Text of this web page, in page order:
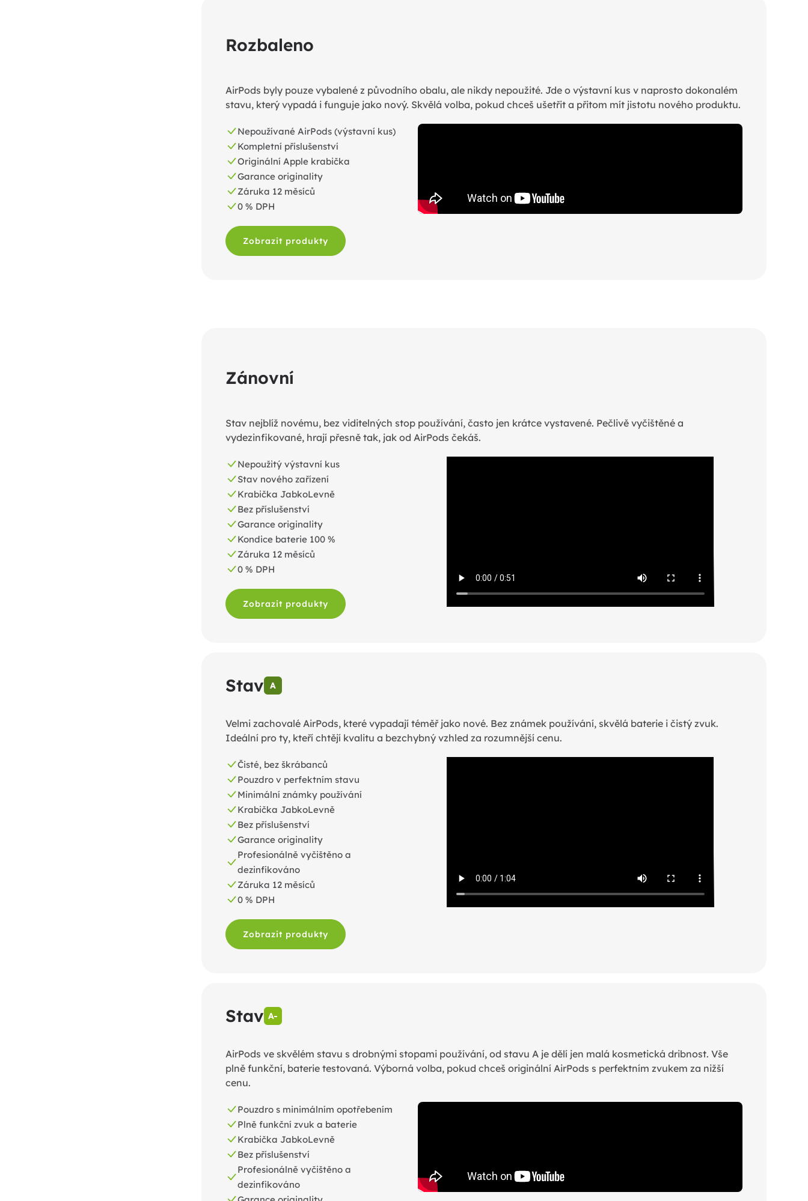
Rozbaleno
AirPods byly pouze vybalené z původního obalu, ale nikdy nepoužité. Jde o výstavní kus v naprosto dokonalém
stavu, který vypadá i funguje jako nový. Skvělá volba, pokud chceš ušetřit a přitom mít jistotu nového produktu.
Nepoužívané AirPods (výstavní kus)
Kompletní příslušenství
Originální Apple krabička
Garance originality
Záruka 12 měsíců
0 % DPH
Zobrazit produkty
Zánovní
Stav nejblíž novému, bez viditelných stop používání, často jen krátce vystavené. Pečlivě vyčištěné a
vydezinfikované, hrají přesně tak, jak od AirPods čekáš.
Nepoužitý výstavní kus
Stav nového zařízení
Krabička JabkoLevně
Bez příslušenství
Garance originality
Kondice baterie 100 %
Záruka 12 měsíců
0 % DPH
Zobrazit produkty
Stav A
Velmi zachovalé AirPods, které vypadají téměř jako nové. Bez známek používání, skvělá baterie i čistý zvuk.
Ideální pro ty, kteří chtějí kvalitu a bezchybný vzhled za rozumnější cenu.
Čisté, bez škrábanců
Pouzdro v perfektním stavu
Minimální známky používání
Krabička JabkoLevně
Bez příslušenství
Garance originality
Profesionálně vyčištěno a
dezinfikováno
Záruka 12 měsíců
0 % DPH
Zobrazit produkty
Stav A-
AirPods ve skvělém stavu s drobnými stopami používání, od stavu A je dělí jen malá kosmetická dribnost. Vše
plně funkční, baterie testovaná. Výborná volba, pokud chceš originální AirPods s perfektním zvukem za nižší
cenu.
Pouzdro s minimálním opotřebením
Plně funkční zvuk a baterie
Krabička JabkoLevně
Bez příslušenství
Profesionálně vyčištěno a
dezinfikováno